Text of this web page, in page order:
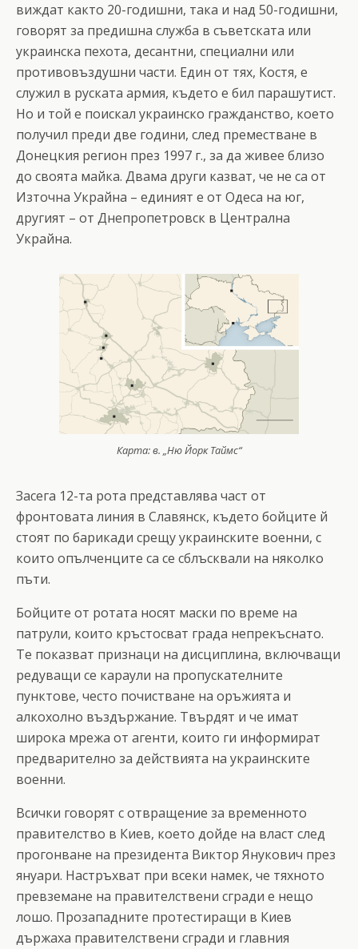
виждат както 20-годишни, така и над 50-годишни,
говорят за предишна служба в съветската или
украинска пехота, десантни, специални или
противовъздушни части. Един от тях, Костя, е
служил в руската армия, където е бил парашутист.
Но и той е поискал украинско гражданство, което
получил преди две години, след преместване в
Донецкия регион през 1997 г., за да живее близо
до своята майка. Двама други казват, че не са от
Източна Украйна – единият е от Одеса на юг,
другият – от Днепропетровск в Централна
Украйна.
Карта: в. „Ню Йорк Таймс“
Засега 12-та рота представлява част от
фронтовата линия в Славянск, където бойците й
стоят по барикади срещу украинските военни, с
които опълченците са се сблъсквали на няколко
пъти.
Бойците от ротата носят маски по време на
патрули, които кръстосват града непрекъснато.
Те показват признаци на дисциплина, включващи
редуващи се караули на пропускателните
пунктове, често почистване на оръжията и
алкохолно въздържание. Твърдят и че имат
широка мрежа от агенти, които ги информират
предварително за действията на украинските
военни.
Всички говорят с отвращение за временното
правителство в Киев, което дойде на власт след
прогонване на президента Виктор Янукович през
януари. Настръхват при всеки намек, че тяхното
превземане на правителствени сгради е нещо
лошо. Прозападните протестиращи в Киев
държаха правителствени сгради и главния